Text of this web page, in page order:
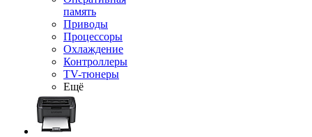
память
Приводы
Процессоры
Охлаждение
Контроллеры
TV-тюнеры
Ещё